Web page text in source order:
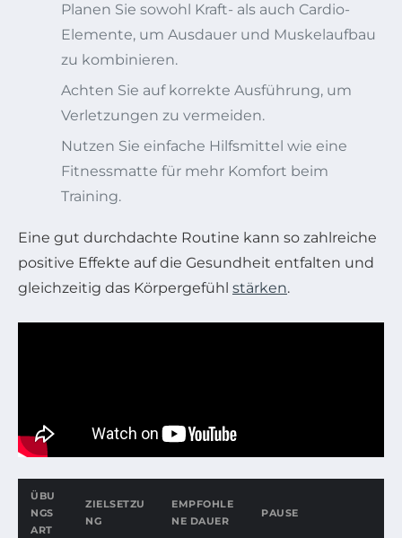
Planen Sie sowohl Kraft- als auch Cardio-
Elemente, um Ausdauer und Muskelaufbau
zu kombinieren.
Achten Sie auf korrekte Ausführung, um
Verletzungen zu vermeiden.
Nutzen Sie einfache Hilfsmittel wie eine
Fitnessmatte für mehr Komfort beim
Training.
Eine gut durchdachte Routine kann so zahlreiche
positive Effekte auf die Gesundheit entfalten und
gleichzeitig das Körpergefühl stärken.
ÜBU
NGS
ART
ZIELSETZU
NG
EMPFOHLE
NE DAUER
PAUSE